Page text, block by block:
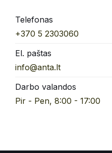
Telefonas
+370 5 2303060
El. paštas
info@anta.lt
Darbo valandos
Pir - Pen, 8:00 - 17:00